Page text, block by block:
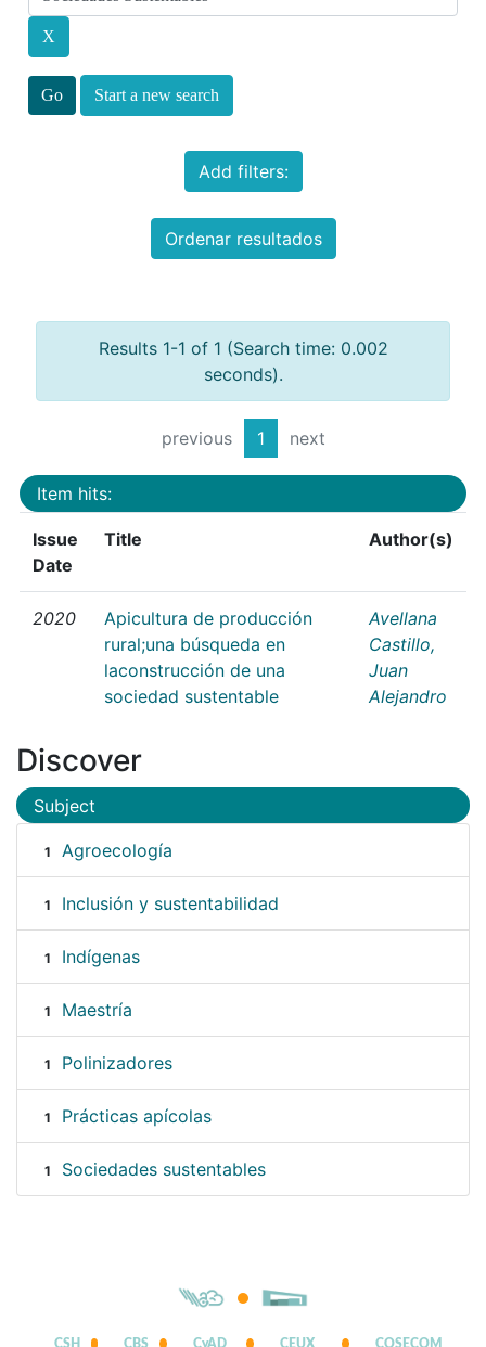
Start a new search
Add filters:
Ordenar resultados
Results 1-1 of 1 (Search time: 0.002
seconds).
previous 1 next
Item hits:
Issue
Date
Title Author(s)
2020
Apicultura de producción
rural;una búsqueda en
laconstrucción de una
sociedad sustentable
Avellana
Castillo,
Juan
Alejandro
Discover
Subject
1 Agroecología
1 Inclusión y sustentabilidad
1 Indígenas
1 Maestría
1 Polinizadores
1 Prácticas apícolas
1 Sociedades sustentables
CSH CBS CyAD CEUX COSECOM